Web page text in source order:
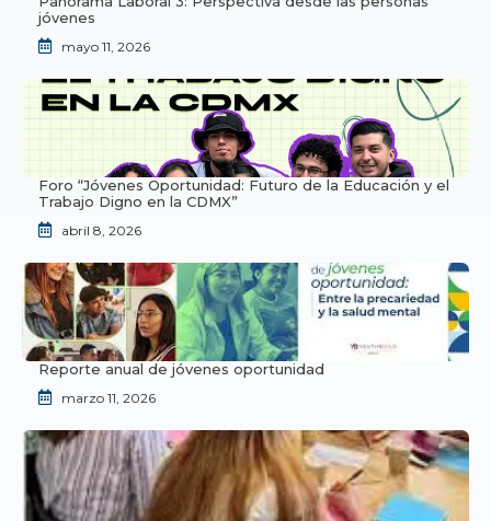
jóvenes
mayo 11, 2026
Foro “Jóvenes Oportunidad: Futuro de la Educación y el
Trabajo Digno en la CDMX”
abril 8, 2026
Reporte anual de jóvenes oportunidad
marzo 11, 2026